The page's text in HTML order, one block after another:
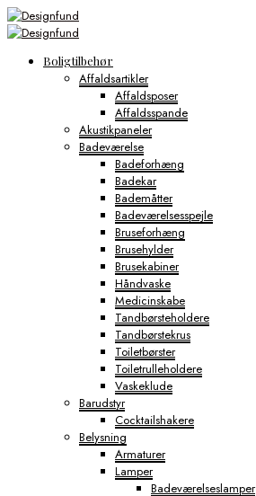
Boligtilbehør
Affaldsartikler
Affaldsposer
Affaldsspande
Akustikpaneler
Badeværelse
Badeforhæng
Badekar
Bademåtter
Badeværelsesspejle
Bruseforhæng
Brusehylder
Brusekabiner
Håndvaske
Medicinskabe
Tandbørsteholdere
Tandbørstekrus
Toiletbørster
Toiletrulleholdere
Vaskeklude
Barudstyr
Cocktailshakere
Belysning
Armaturer
Lamper
Badeværelseslamper